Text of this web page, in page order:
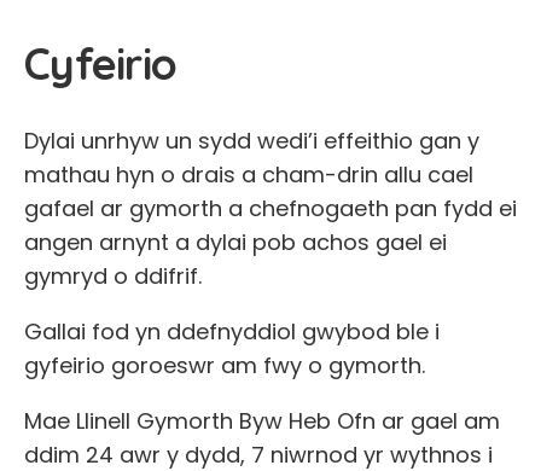
Cyfeirio
Dylai unrhyw un sydd wedi’i effeithio gan y
mathau hyn o drais a cham-drin allu cael
gafael ar gymorth a chefnogaeth pan fydd ei
angen arnynt a dylai pob achos gael ei
gymryd o ddifrif.
Gallai fod yn ddefnyddiol gwybod ble i
gyfeirio goroeswr am fwy o gymorth.
Mae Llinell Gymorth Byw Heb Ofn ar gael am
ddim 24 awr y dydd, 7 niwrnod yr wythnos i